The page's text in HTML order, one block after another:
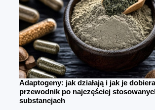
Adaptogeny: jak działają i jak je
przewodnik po najczęściej
substancjach